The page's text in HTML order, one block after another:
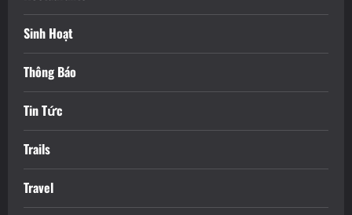
Sinh Hoạt
Thông Báo
Tin Tức
Trails
Travel